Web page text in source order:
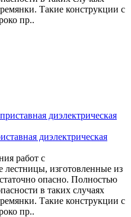
Такие конструкции с
пр..
диэлектрическая
работ с
лестницы, изготовленные из
опасно. Полностью
в таких случаях
Такие конструкции с
пр..